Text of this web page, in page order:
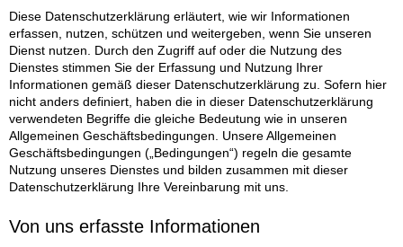
Diese Datenschutzerklärung erläutert, wie wir Informationen
erfassen, nutzen, schützen und weitergeben, wenn Sie unseren
Dienst nutzen. Durch den Zugriff auf oder die Nutzung des
Dienstes stimmen Sie der Erfassung und Nutzung Ihrer
Informationen gemäß dieser Datenschutzerklärung zu. Sofern hier
nicht anders definiert, haben die in dieser Datenschutzerklärung
verwendeten Begriffe die gleiche Bedeutung wie in unseren
Allgemeinen Geschäftsbedingungen. Unsere Allgemeinen
Geschäftsbedingungen („Bedingungen“) regeln die gesamte
Nutzung unseres Dienstes und bilden zusammen mit dieser
Datenschutzerklärung Ihre Vereinbarung mit uns.
Von uns erfasste Informationen